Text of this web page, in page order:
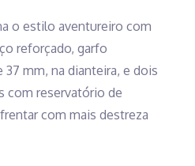
o estilo aventureiro com
reforçado, garfo
mm, na dianteira, e dois
com reservatório de
com mais destreza